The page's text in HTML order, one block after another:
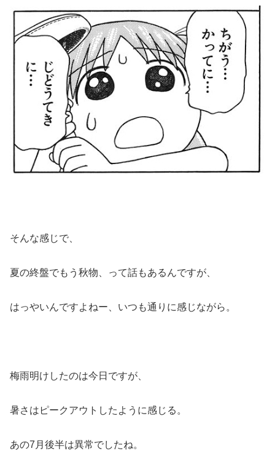
そんな感じで、
夏の終盤でもう秋物、って話もあるんですが、
はっやいんですよねー、いつも通りに感じながら。
梅雨明けしたのは今日ですが、
暑さはピークアウトしたように感じる。
あの7月後半は異常でしたね。